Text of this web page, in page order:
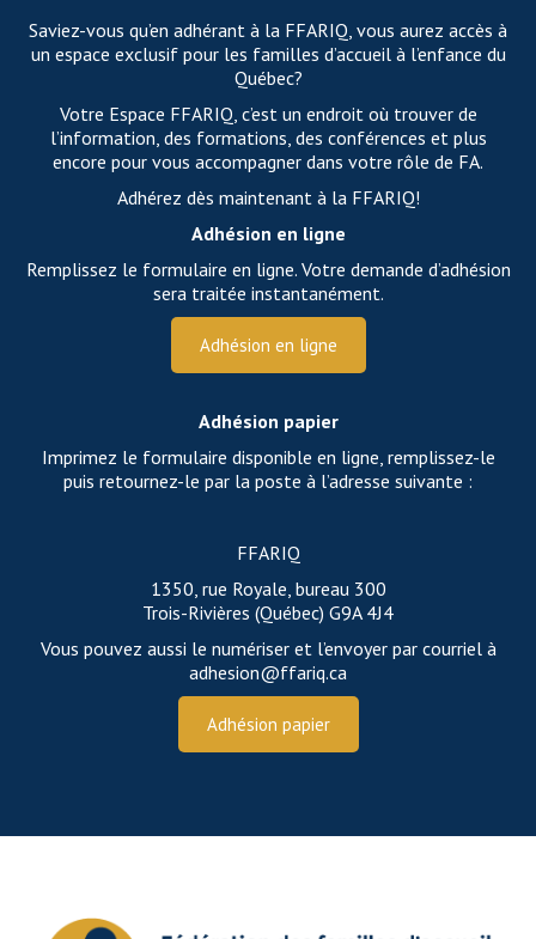
Saviez-vous qu’en adhérant à la FFARIQ, vous aurez accès à
un espace exclusif pour les familles d’accueil à l’enfance du
Québec?
Votre Espace FFARIQ, c’est un endroit où trouver de
l’information, des formations, des conférences et plus
encore pour vous accompagner dans votre rôle de FA.
Adhérez dès maintenant à la FFARIQ!
Adhésion en ligne
Remplissez le formulaire en ligne. Votre demande d’adhésion
sera traitée instantanément.
Adhésion en ligne
Adhésion papier
Imprimez le formulaire disponible en ligne, remplissez-le
puis retournez-le par la poste à l’adresse suivante :
FFARIQ
1350, rue Royale, bureau 300
Trois-Rivières (Québec) G9A 4J4
Vous pouvez aussi le numériser et l’envoyer par courriel à
adhesion@ffariq.ca
Adhésion papier